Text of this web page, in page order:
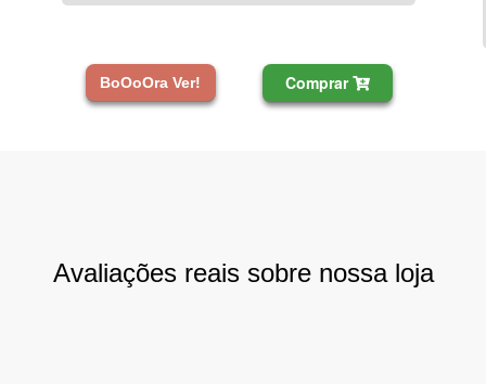
BoOoOra Ver! Comprar
Avaliações reais sobre nossa loja